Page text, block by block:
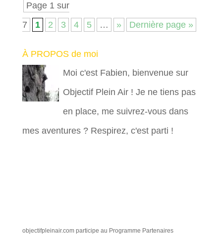
Page 1 sur
7
1 2 3 4 5 … » Dernière page »
À PROPOS de moi
Moi c'est Fabien, bienvenue sur
Objectif Plein Air ! Je ne tiens pas
en place, me suivrez-vous dans
mes aventures ? Respirez, c'est parti !
objectifpleinair.com participe au Programme Partenaires